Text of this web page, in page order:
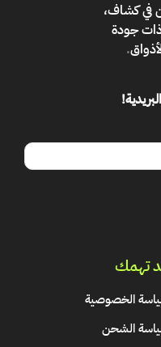
في كشاف،
جودة
.
تهمك
الخصوصية
الشحن